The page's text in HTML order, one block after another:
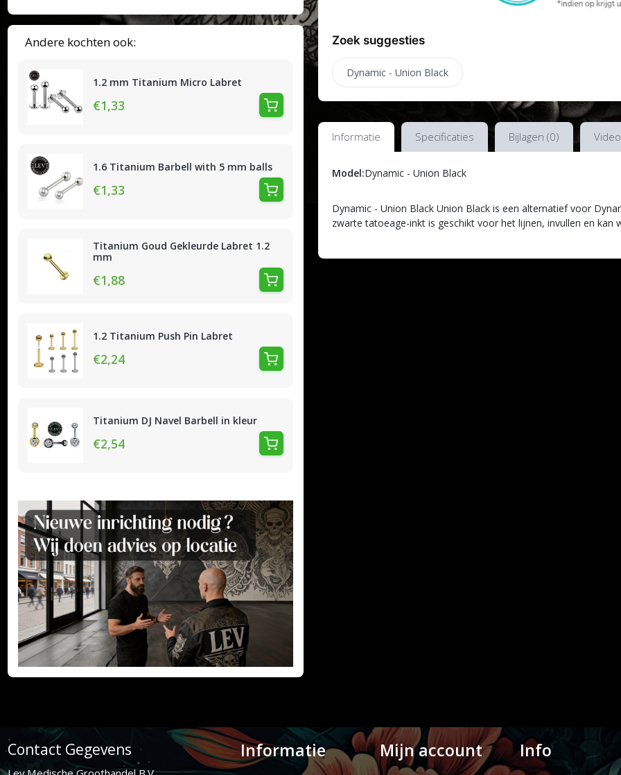
Andere kochten ook:
1.2 mm Titanium Micro Labret
€1,33
1.6 Titanium Barbell with 5 mm balls
€1,33
Titanium Goud Gekleurde Labret 1.2
mm
€1,88
1.2 Titanium Push Pin Labret
€2,24
Titanium DJ Navel Barbell in kleur
€2,54
Zoek suggesties
Dynamic - Union Black
Informatie Specificaties Bijlagen (0)
Model:Dynamic - Union Black
Dynamic - Union Black Union Black is een alternatief voor
zwarte tatoeage-inkt is geschikt voor het lijnen, invullen en kan
Contact Gegevens Informatie Mijn account Info